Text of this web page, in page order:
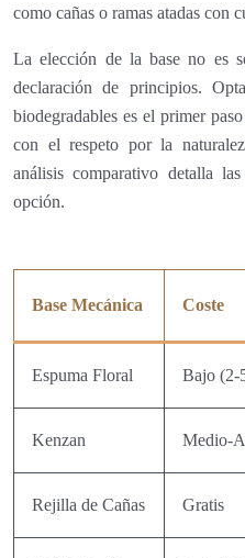
como cañas o ramas atadas con
La elección de la base no es
declaración de principios.
biodegradables es el primer
con el respeto por la
análisis comparativo detalla
opción.
Base Mecánica Coste
Espuma Floral Bajo (2-
Kenzan Medio-
Rejilla de Cañas Gratis